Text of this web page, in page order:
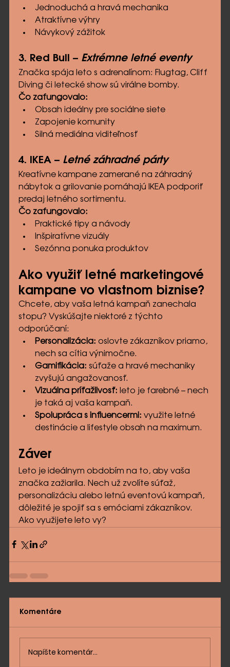
Jednoduchá a hravá mechanika
Atraktívne výhry
Návykový zážitok
3. Red Bull – Extrémne letné eventy
Značka spája leto s adrenalínom: Flugtag, Cliff
Diving či letecké show sú virálne bomby.
Čo zafungovalo:
Obsah ideálny pre sociálne siete
Zapojenie komunity
Silná mediálna viditeľnosť
4. IKEA – Letné záhradné párty
Kreatívne kampane zamerané na záhradný
nábytok a grilovanie pomáhajú IKEA podporiť
predaj letného sortimentu.
Čo zafungovalo:
Praktické tipy a návody
Inšpiratívne vizuály
Sezónna ponuka produktov
Ako využiť letné marketingové
kampane vo vlastnom biznise?
Chcete, aby vaša letná kampaň zanechala
stopu? Vyskúšajte niektoré z týchto
odporúčaní:
Personalizácia: oslovte zákazníkov priamo,
nech sa cítia výnimočne.
Gamifikácia: súťaže a hravé mechaniky
zvyšujú angažovanosť.
Vizuálna príťažlivosť: leto je farebné – nech
je taká aj vaša kampaň.
Spolupráca s influencermi: využite letné
destinácie a lifestyle obsah na maximum.
Záver
Leto je ideálnym obdobím na to, aby vaša
značka zažiarila. Nech už zvolíte súťaž,
personalizáciu alebo letnú eventovú kampaň,
dôležité je spojiť sa s emóciami zákazníkov.
Ako využijete leto vy?
Komentáre
Napíšte komentár...